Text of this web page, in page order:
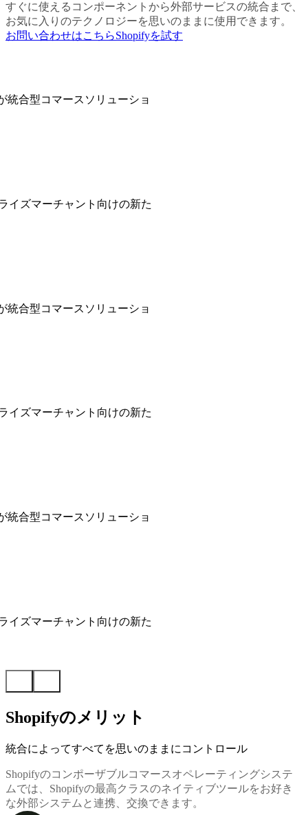
すぐに使えるコンポーネントから外部サービスの統合まで、
お気に入りのテクノロジーを思いのままに使用できます。
お問い合わせはこちらShopifyを試す
統合型コマースソリューショ
イズマーチャント向けの新た
統合型コマースソリューショ
イズマーチャント向けの新た
統合型コマースソリューショ
イズマーチャント向けの新た
Shopifyのメリット
統合によってすべてを思いのままにコントロール
Shopifyのコンポーザブルコマースオペレーティングシステ
ムでは、Shopifyの最高クラスのネイティブツールをお好き
な外部システムと連携、交換できます。